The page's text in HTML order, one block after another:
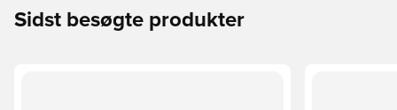
Sidst besøgte produkter